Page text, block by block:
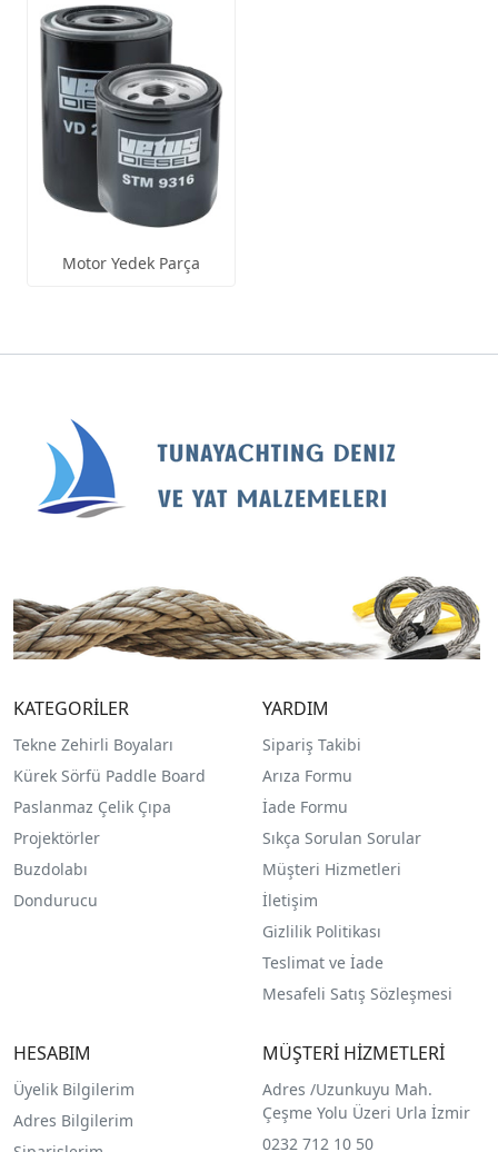
Motor Yedek Parça
KATEGORİLER
Tekne Zehirli Boyaları
Kürek Sörfü Paddle Board
Paslanmaz Çelik Çıpa
Projektörler
Buzdolabı
Dondurucu
YARDIM
Sipariş Takibi
Arıza Formu
İade Formu
Sıkça Sorulan Sorular
Müşteri Hizmetleri
İletişim
Gizlilik Politikası
Teslimat ve İade
Mesafeli Satış Sözleşmesi
HESABIM
Üyelik Bilgilerim
Adres Bilgilerim
MÜŞTERİ HİZMETLERİ
Adres /Uzunkuyu Mah.
Çeşme Yolu Üzeri Urla İzmir
0232 712 10 50